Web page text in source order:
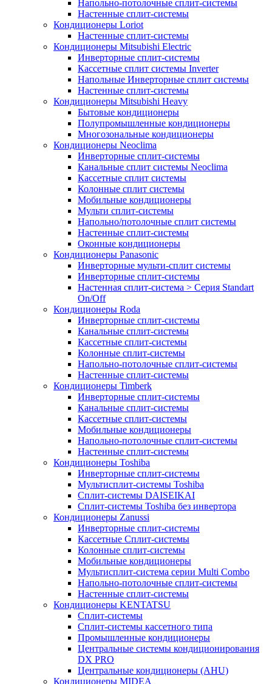
Напольно-потолочные сплит-системы
Настенные сплит-системы
Кондиционеры Loriot
Настенные сплит-системы
Кондиционеры Mitsubishi Electric
Инверторные сплит-системы
Кассетные сплит системы Inverter
Напольные Инверторные сплит системы
Настенные сплит-системы
Кондиционеры Mitsubishi Heavy
Бытовые кондиционеры
Полупромышленные кондиционеры
Многозональные кондиционеры
Кондиционеры Neoclima
Инверторные сплит-системы
Канальные сплит системы Neoclima
Кассетные сплит системы
Колонные сплит системы
Мобильные кондиционеры
Мульти сплит-системы
Напольно/потолочные сплит системы
Настенные сплит-системы
Оконные кондиционеры
Кондиционеры Panasonic
Инверторные мульти-сплит системы
Инверторные сплит-системы
Настенная сплит-система > Серия Standart
On/Off
Кондиционеры Roda
Инверторные сплит-системы
Канальные сплит-системы
Кассетные сплит-системы
Колонные сплит-системы
Напольно-потолочные сплит-системы
Настенные сплит-системы
Кондиционеры Timberk
Инверторные сплит-системы
Канальные сплит-системы
Кассетные сплит-системы
Мобильные кондиционеры
Напольно-потолочные сплит-системы
Настенные сплит-системы
Кондиционеры Toshiba
Инверторные сплит-системы
Мультисплит-системы Toshiba
Сплит-системы DAISEIKAI
Сплит-системы Toshiba без инвертора
Кондиционеры Zanussi
Инверторные сплит-системы
Кассетные Сплит-системы
Колонные сплит-системы
Мобильные кондиционеры
Мультисплит-система серии Multi Combo
Напольно-потолочные сплит-системы
Настенные сплит-системы
Кондиционеры KENTATSU
Сплит-системы
Сплит-системы кассетного типа
Промышленные кондиционеры
Центральные системы кондиционирования
DX PRO
Центральные кондиционеры (AHU)
Кондиционеры MIDEA